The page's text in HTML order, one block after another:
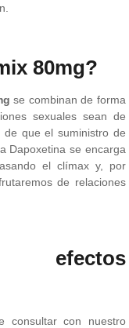
80mg?
se combinan de forma
sexuales sean de
de que el suministro de
Dapoxetina se encarga
el clímax y, por
de relaciones
efectos
consultar con nuestro